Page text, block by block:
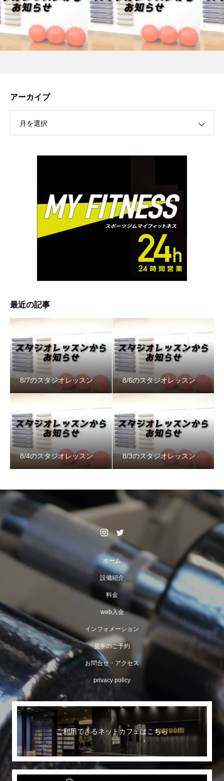
アーカイブ
月を選択
最近の記事
8/7のスタジオレッスン 8/6のスタジオレッスン
8/4のスタジオレッスン 8/3のスタジオレッスン
ホーム
設備紹介
料金
web入会
インフォメーション
見学のご予約
お問合せ・アクセス
privacy policy
ご利用できるネットカフェはこちら